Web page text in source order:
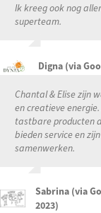
Ik kreeg ook nog
superteam.
Digna (via
Chantal & Elise zijn
en creatieve
tastbare producten
bieden service en
samenwerken.
Sabrina (via
2023)